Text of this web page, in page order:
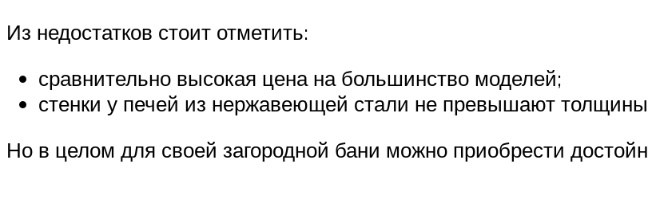
Из недостатков стоит отметить:
сравнительно высокая цена на большинство моделей;
стенки у печей из нержавеющей стали не превышают
Но в целом для своей загородной бани можно приобрести